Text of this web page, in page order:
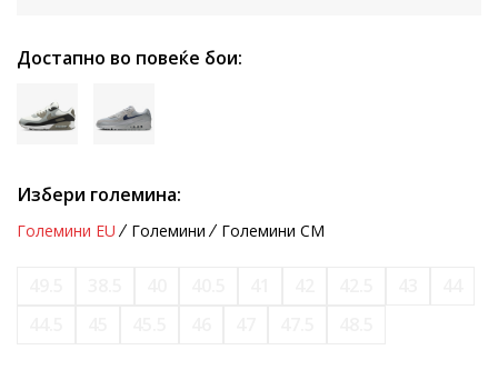
Достапно во повеќе бои:
Избери големина:
Големини EU Големини Големини CM